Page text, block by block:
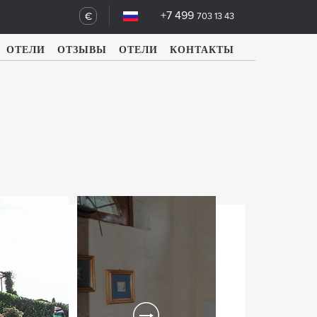
+7 499 703 13 43
€
ОТЕЛИ ОТЗЫВЫ ОТЕЛИ КОНТАКТЫ